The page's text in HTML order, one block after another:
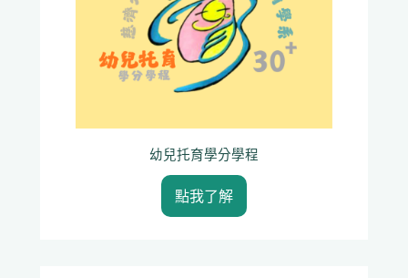
幼兒托育學分學程
點我了解